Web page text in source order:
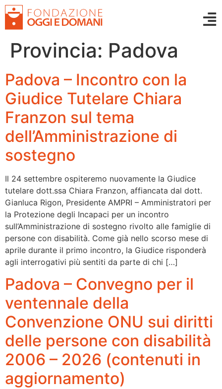
Provincia: Padova
Padova – Incontro con la
Giudice Tutelare Chiara
Franzon sul tema
dell’Amministrazione di
sostegno
Il 24 settembre ospiteremo nuovamente la Giudice
tutelare dott.ssa Chiara Franzon, affiancata dal dott.
Gianluca Rigon, Presidente AMPRI – Amministratori per
la Protezione degli Incapaci per un incontro
sull’Amministrazione di sostegno rivolto alle famiglie di
persone con disabilità. Come già nello scorso mese di
aprile durante il primo incontro, la Giudice risponderà
agli interrogativi più sentiti da parte di chi […]
Padova – Convegno per il
ventennale della
Convenzione ONU sui diritti
delle persone con disabilità
2006 – 2026 (contenuti in
aggiornamento)